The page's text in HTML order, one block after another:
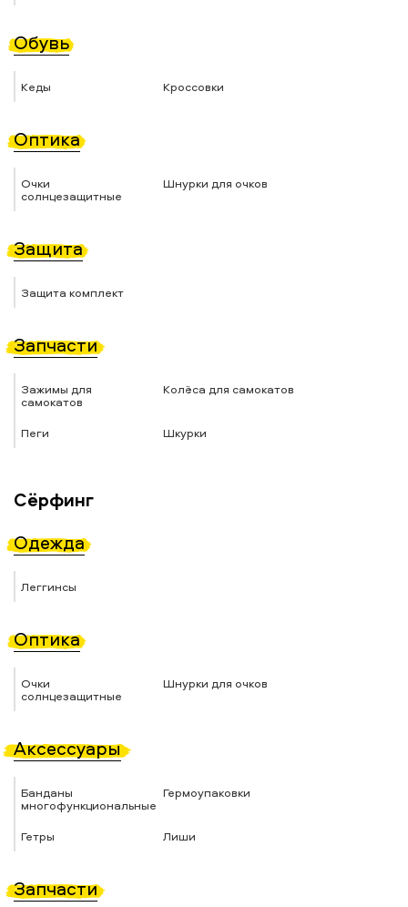
Обувь
Кеды Кроссовки
Оптика
Очки
солнцезащитные
Шнурки для очков
Защита
Защита комплект
Запчасти
Зажимы для
самокатов
Колёса для самокатов
Пеги Шкурки
Сёрфинг
Одежда
Леггинсы
Оптика
Очки
солнцезащитные
Шнурки для очков
Аксессуары
Банданы
многофункциональные
Гермоупаковки
Гетры Лиши
Запчасти